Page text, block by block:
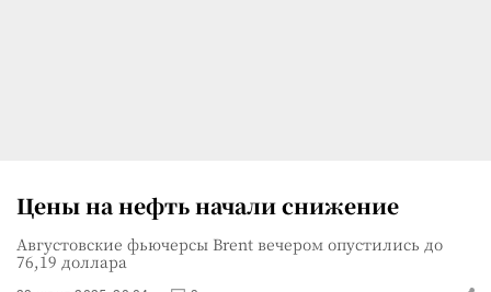
Цены на нефть начали снижение
Августовские фьючерсы Brent вечером опустились до
76,19 доллара